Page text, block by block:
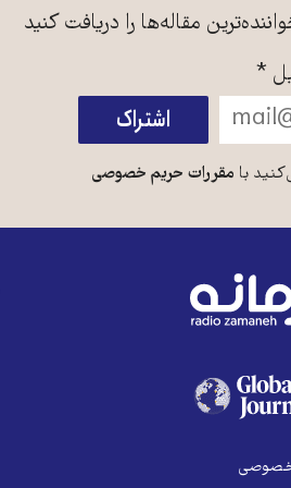
مقاله‌ها را دریافت کنید
*
با مقررات حریم خصوصی
خصوصی